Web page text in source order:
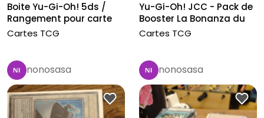
Boite Yu-Gi-Oh! 5ds /
Rangement pour carte
Cartes TCG
Yu-Gi-Oh! JCC - Pack de
Booster La Bonanza du
Quar...
Cartes TCG
nonosasa nonosasa